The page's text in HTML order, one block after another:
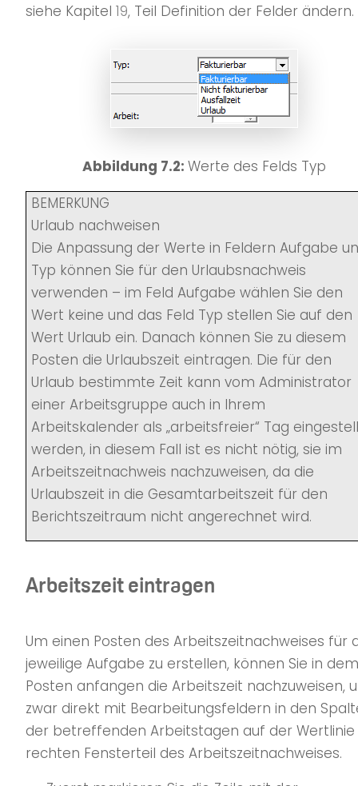
siehe Kapitel 19, Teil Definition der Felder ändern.
Abbildung 7.2: Werte des Felds Typ
BEMERKUNG
Urlaub nachweisen
Die Anpassung der Werte in Feldern Aufgabe
Typ können Sie für den Urlaubsnachweis
verwenden – im Feld Aufgabe wählen Sie den
Wert keine und das Feld Typ stellen Sie auf den
Wert Urlaub ein. Danach können Sie zu diesem
Posten die Urlaubszeit eintragen. Die für den
Urlaub bestimmte Zeit kann vom Administrator
einer Arbeitsgruppe auch in Ihrem
Arbeitskalender als „arbeitsfreier“ Tag
werden, in diesem Fall ist es nicht nötig, sie im
Arbeitszeitnachweis nachzuweisen, da die
Urlaubszeit in die Gesamtarbeitszeit für den
Berichtszeitraum nicht angerechnet wird.
Arbeitszeit eintragen
Um einen Posten des Arbeitszeitnachweises für
jeweilige Aufgabe zu erstellen, können Sie in dem
Posten anfangen die Arbeitszeit nachzuweisen,
zwar direkt mit Bearbeitungsfeldern in den
der betreffenden Arbeitstagen auf der
rechten Fensterteil des Arbeitszeitnachweises.